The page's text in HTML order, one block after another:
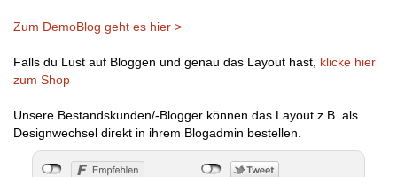
Zum DemoBlog geht es hier >
Falls du Lust auf Bloggen und genau das Layout hast, klicke hier
zum Shop
Unsere Bestandskunden/-Blogger können das Layout z.B. als
Designwechsel direkt in ihrem Blogadmin bestellen.